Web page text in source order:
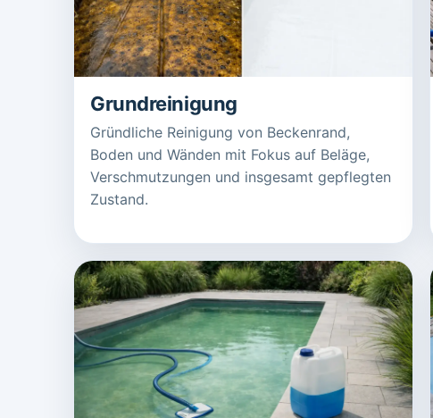
Grundreinigung
Gründliche Reinigung von Beckenrand,
Boden und Wänden mit Fokus auf Beläge,
Verschmutzungen und insgesamt gepflegten
Zustand.